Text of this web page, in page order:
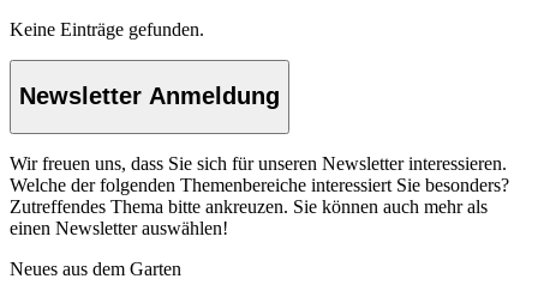
Keine Einträge gefunden.
Newsletter Anmeldung
Wir freuen uns, dass Sie sich für unseren Newsletter interessieren.
Welche der folgenden Themenbereiche interessiert Sie besonders?
Zutreffendes Thema bitte ankreuzen. Sie können auch mehr als
einen Newsletter auswählen!
Neues aus dem Garten